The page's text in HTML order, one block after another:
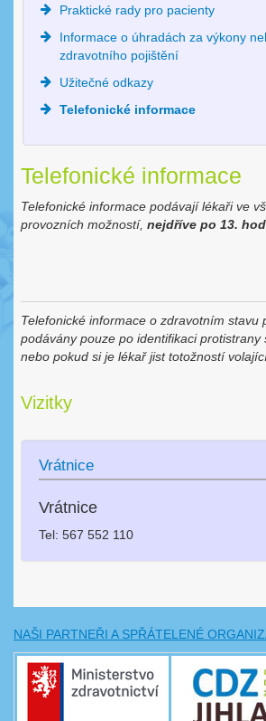
Praktické rady pro pacienty
Informace o úhradách za výkony
zdravotního pojištění
Užitečné odkazy
Telefonické informace
Telefonické informace
Telefonické informace podávají lékaři ve
provozních možností,nejdříve po 13.
Telefonické informace o zdravotním stavu
podávány pouze po identifikaci protistrany
nebo pokud si je lékař jist totožností
Vizitky
Vrátnice
Vrátnice
Tel: 567 552 110
NAŠI PARTNEŘI A SPŘÁTELENÉ